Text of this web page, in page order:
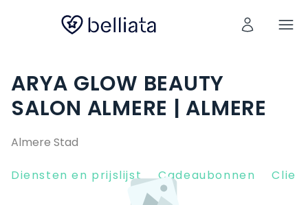
ARYA GLOW BEAUTY
SALON ALMERE | ALMERE
Almere Stad
Diensten en prijslijst Cadeaubonnen